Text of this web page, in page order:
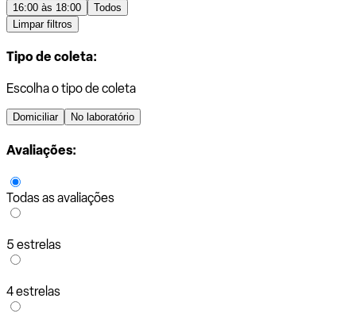
16:00 às 18:00
Todos
Limpar filtros
Tipo de coleta:
Escolha o tipo de coleta
Domiciliar No laboratório
Avaliações:
Todas as avaliações
5 estrelas
4 estrelas